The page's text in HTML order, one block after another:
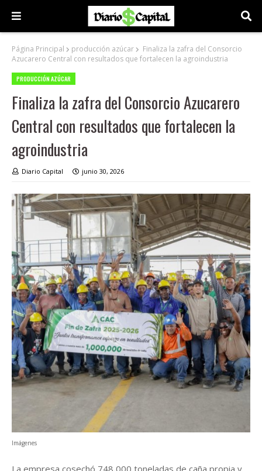
Página Principal producción azúcar
Finaliza la zafra del Consorcio
Azucarero Central con resultados que fortalecen la agroindustria
PRODUCCIÓN AZÚCAR
Finaliza la zafra del Consorcio Azucarero
Central con resultados que fortalecen la
agroindustria
Diario Capital junio 30, 2026
Imágenes
La empresa cosechó 748,000 toneladas de caña propia y